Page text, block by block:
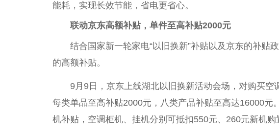
能耗，实现长效节能，省电更省心。
联动京东高额补贴，单件至高补贴2000元
结合国家新一轮家电“以旧换新”补贴以及京东的补贴
的高额补贴。
9月9日，京东上线湖北以旧换新活动会场，对购买空
每类单品至高补贴2000元，八类产品补贴至高达16000元
机补贴，空调柜机、挂机分别可抵扣550元、260元新机购